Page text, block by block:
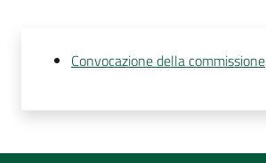
Convocazione della commissione